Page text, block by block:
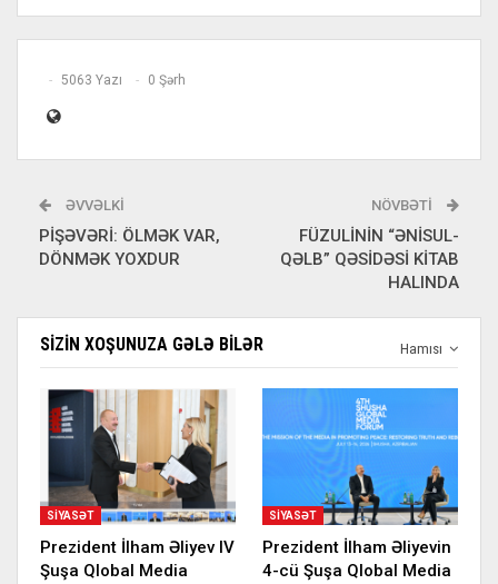
5063 Yazı 0 Şərh
ƏVVƏLKI
PİŞƏVƏRİ: ÖLMƏK VAR,
DÖNMƏK YOXDUR
NÖVBƏTI
FÜZULİNİN “ƏNİSUL-
QƏLB” QƏSİDƏSİ KİTAB
HALINDA
Hamısı
SIZIN XOŞUNUZA GƏLƏ BILƏR
SIYASƏT
Prezident İlham Əliyev IV
Şuşa Qlobal Media
SIYASƏT
Prezident İlham Əliyevin
4-cü Şuşa Qlobal Media